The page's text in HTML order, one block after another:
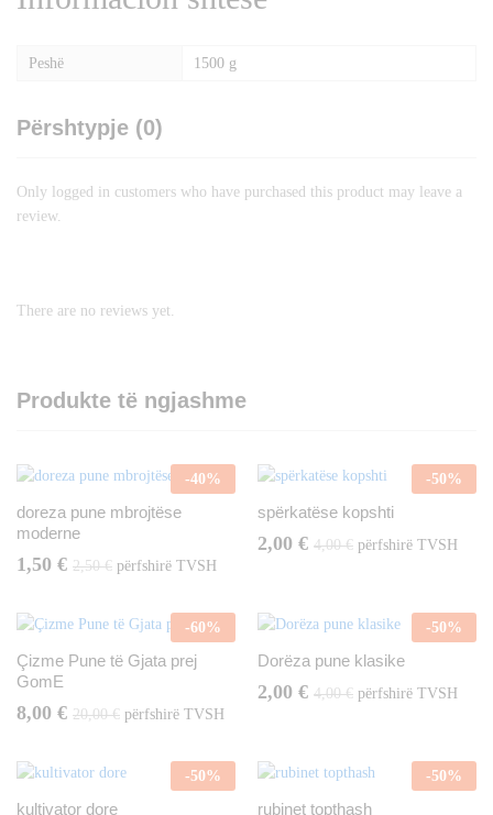
Peshë 1500 g
Përshtypje (0)
Only logged in customers who have purchased this product may leave a
review.
There are no reviews yet.
Produkte të ngjashme
-40%
doreza pune mbrojtëse
moderne
1,50 € 2,50€ përfshirë TVSH
-50%
spërkatëse kopshti
2,00 € 4,00€ përfshirë TVSH
-60%
Çizme Pune të Gjata prej
GomE
8,00 € 20,00€ përfshirë TVSH
-50%
Dorëza pune klasike
2,00 € 4,00€ përfshirë TVSH
-50%
kultivator dore
-50%
rubinet topthash